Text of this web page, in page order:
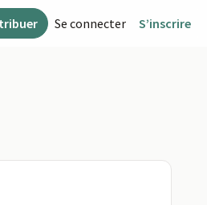
Se connecter S’inscrire